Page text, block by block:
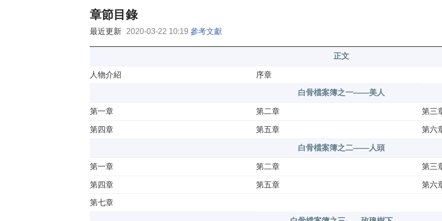
章節目錄
最近更新 2020-03-22 10:19 參考文獻
正文
人物介紹 序章
白骨檔案簿之一——美人
第一章 第二章 第三
第四章 第五章 第六
白骨檔案簿之二——人頭
第一章 第二章 第三
第四章 第五章 第六
第七章